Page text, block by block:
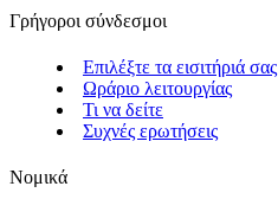
Γρήγοροι σύνδεσμοι
Επιλέξτε τα εισιτήριά σας
Ωράριο λειτουργίας
Τι να δείτε
Συχνές ερωτήσεις
Νομικά